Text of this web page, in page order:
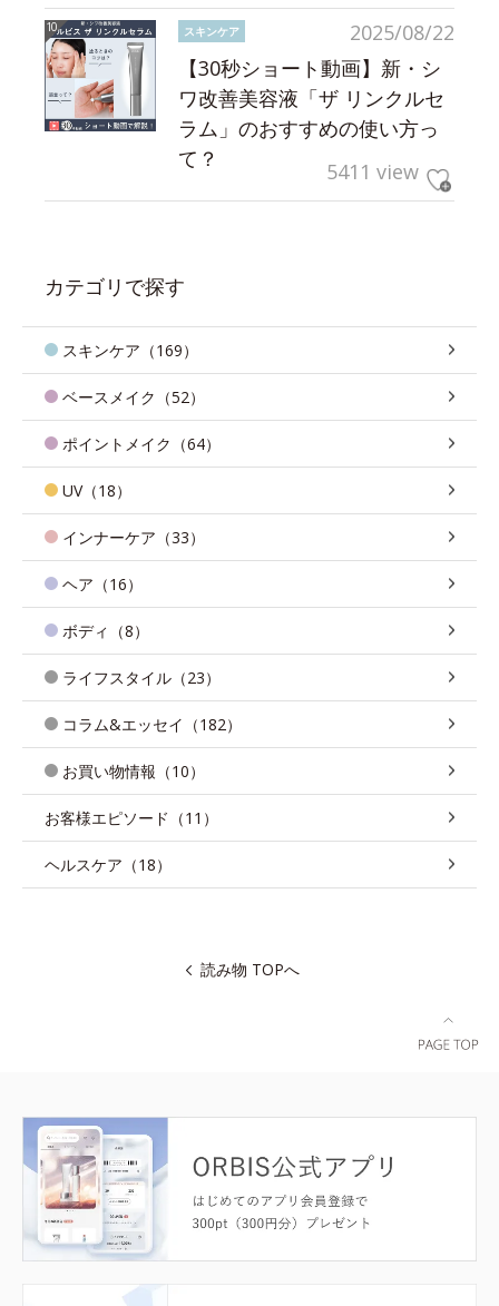
2025/08/22
スキンケア
【30秒ショート動画】新・シ
ワ改善美容液「ザ リンクルセ
ラム」のおすすめの使い方っ
て？
5411 view
カテゴリで探す
スキンケア（169）
ベースメイク（52）
ポイントメイク（64）
UV（18）
インナーケア（33）
ヘア（16）
ボディ（8）
ライフスタイル（23）
コラム&エッセイ（182）
お買い物情報（10）
お客様エピソード（11）
ヘルスケア（18）
読み物 TOPへ